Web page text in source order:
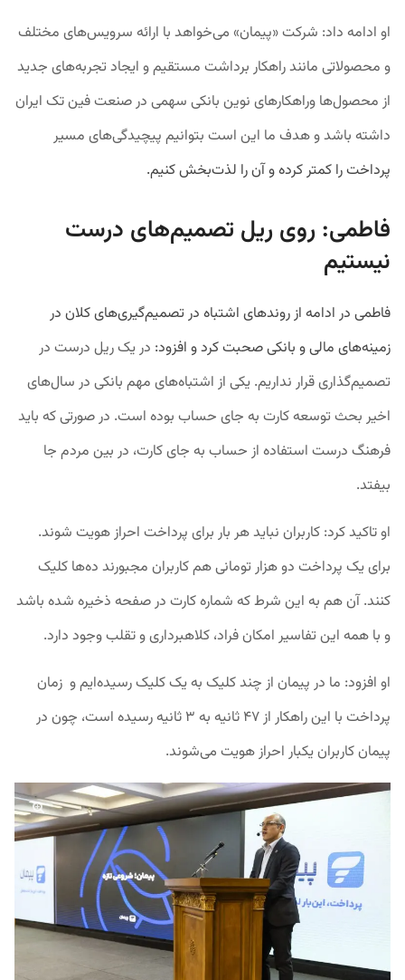
او ادامه داد: شرکت «پیمان» می‌خواهد با ارائه سرویس‌های مختلف
و محصولاتی مانند راهکار برداشت مستقیم و ایجاد تجربه‌های جدید
از محصول‌ها وراهکارهای نوین بانکی سهمی در صنعت فین تک ایران
داشته باشد و هدف ما این است بتوانیم پیچیدگی‌های مسیر
پرداخت را کمتر کرده و آن را لذت‌بخش کنیم.
فاطمی: روی ریل تصمیم‌های درست
نیستیم
فاطمی در ادامه از روندهای اشتباه‌ در تصمیم‌گیری‌های کلان در
زمینه‌های مالی و بانکی صحبت کرد و افزود: در یک ریل درست در
تصمیم‌گذاری قرار نداریم. یکی از اشتباه‌های مهم بانکی در سال‌های
اخیر بحث توسعه کارت به جای حساب بوده است. در صورتی که باید
فرهنگ درست استفاده از حساب به جای کارت، در بین مردم جا
بیفتد.
او تاکید کرد: کاربران نباید هر بار برای پرداخت احراز هویت شوند.
برای یک پرداخت دو هزار تومانی هم کاربران مجبورند ده‌‌ها کلیک
کنند. آن هم به این شرط که شماره کارت در صفحه ذخیره شده باشد
و با همه این تفاسیر امکان فراد، کلاهبرداری و تقلب وجود دارد.
او افزود: ما در پیمان از چند کلیک به یک کلیک رسیده‌ایم و زمان
پرداخت با این راهکار از ۴۷ ثانیه به ۳ ثانیه رسیده است، چون در
پیمان کاربران یکبار احراز هویت می‌شوند.